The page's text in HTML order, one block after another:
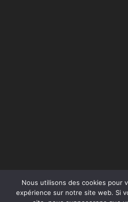
Nous utilisons des cookies pour
expérience sur notre site web. Si